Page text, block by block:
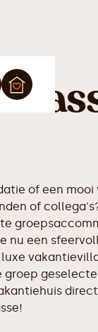
of een mooi
of
nu een